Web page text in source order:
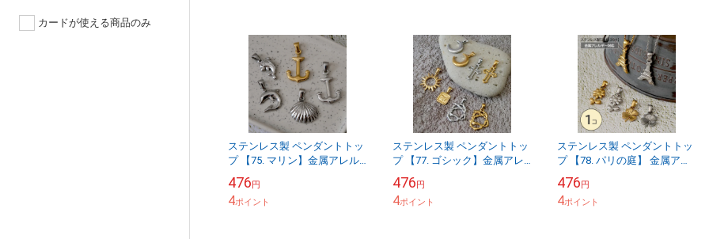
カードが使える商品のみ
ステンレス製 ペンダントトッ
プ 【75. マリン】金属アレル
ーツ ネックレス ハンドメイド
チ...
476円
4ポイント
ステンレス製 ペンダントトッ
プ 【77. ゴシック】金属アレ
太陽 パーツ三日月 パーツメン
ズ パー...
476円
4ポイント
ステンレス製 ペンダントトッ
プ 【78. パリの庭】 金属アレ
シルバー
476円
4ポイント